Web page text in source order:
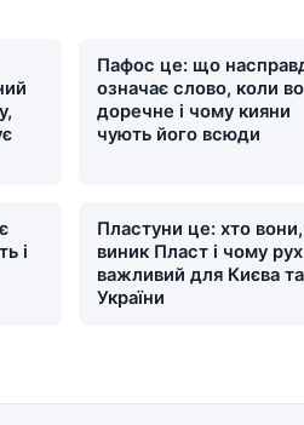
Пафос це: що
означає слово, коли
доречне і чому кияни
чують його всюди
і
Пластуни це: хто
виник Пласт і чому рух
важливий для Києва та
України